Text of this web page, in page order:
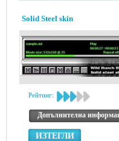
Solid Steel skin
Рейтинг:
Допълнителна
ИЗТЕГЛИ